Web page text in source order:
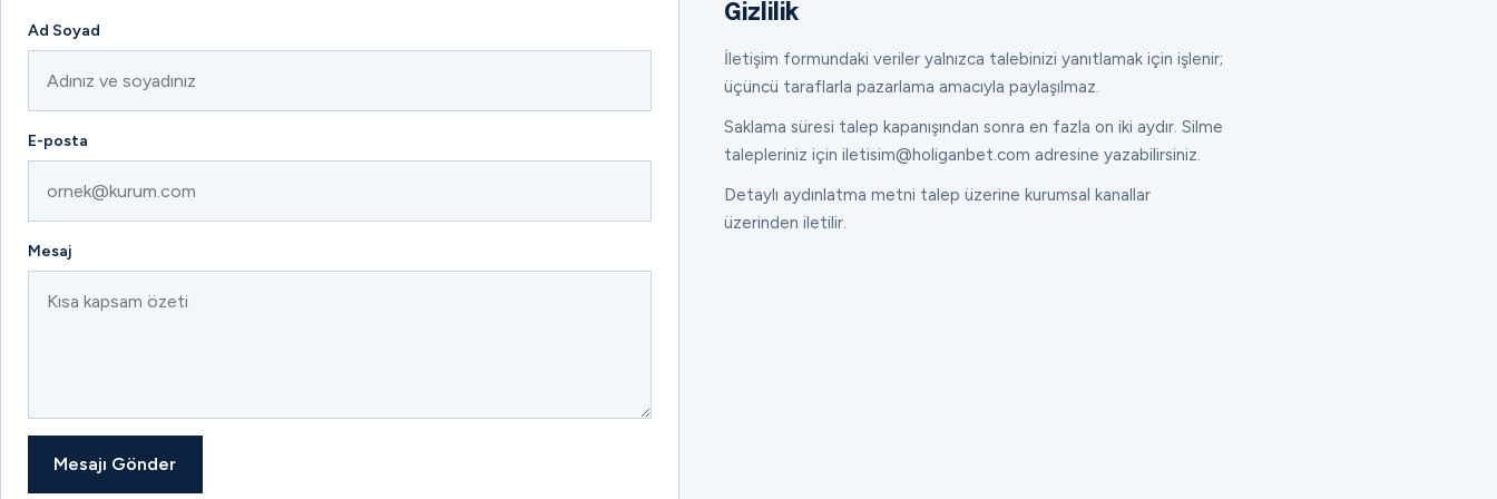
Ad Soyad
E-posta
Mesaj
Mesajı Gönder
Gizlilik
İletişim formundaki veriler yalnızca talebinizi yanıtlamak için işlenir;
üçüncü taraflarla pazarlama amacıyla paylaşılmaz.
Saklama süresi talep kapanışından sonra en fazla on iki aydır. Silme
talepleriniz için iletisim@holiganbet.com adresine yazabilirsiniz.
Detaylı aydınlatma metni talep üzerine kurumsal kanallar
üzerinden iletilir.